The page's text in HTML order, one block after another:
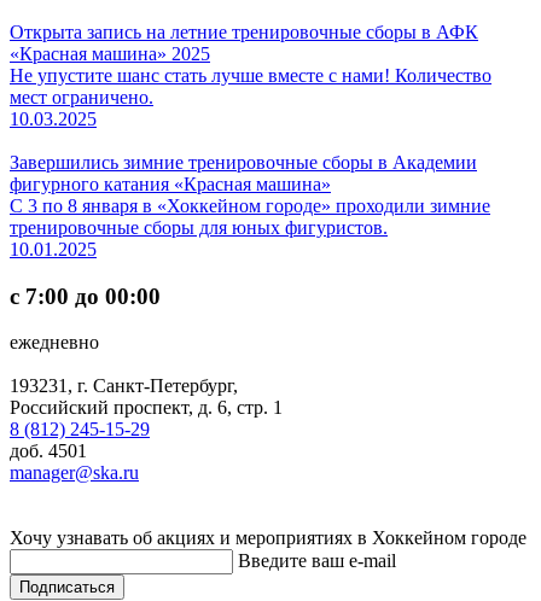
Открыта запись на летние тренировочные сборы в АФК
«Красная машина» 2025
Не упустите шанс стать лучше вместе с нами! Количество
мест ограничено.
10.03.2025
Завершились зимние тренировочные сборы в Академии
фигурного катания «Красная машина»
С 3 по 8 января в «Хоккейном городе» проходили зимние
тренировочные сборы для юных фигуристов.
10.01.2025
с 7:00 до 00:00
ежедневно
193231, г. Санкт-Петербург,
Российский проспект, д. 6, стр. 1
8 (812) 245-15-29
доб. 4501
manager@ska.ru
Хочу узнавать об акциях и мероприятиях в Хоккейном городе
Введите ваш e-mail
Подписаться